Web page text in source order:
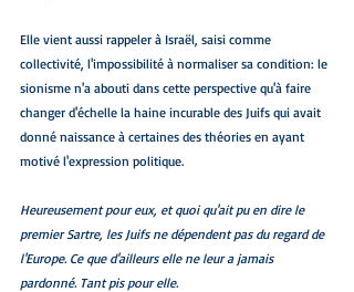
Elle vient aussi rappeler à Israël, saisi comme
collectivité, l'impossibilité à normaliser sa condition: le
sionisme n'a abouti dans cette perspective qu'à faire
changer d'échelle la haine incurable des Juifs qui avait
donné naissance à certaines des théories en ayant
motivé l'expression politique.
Heureusement pour eux, et quoi qu'ait pu en dire le
premier Sartre, les Juifs ne dépendent pas du regard de
l'Europe. Ce que d'ailleurs elle ne leur a jamais
pardonné. Tant pis pour elle.